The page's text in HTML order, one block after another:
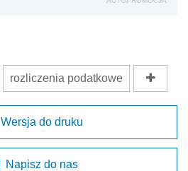
rozliczenia podatkowe
Wersja do druku
Napisz do nas